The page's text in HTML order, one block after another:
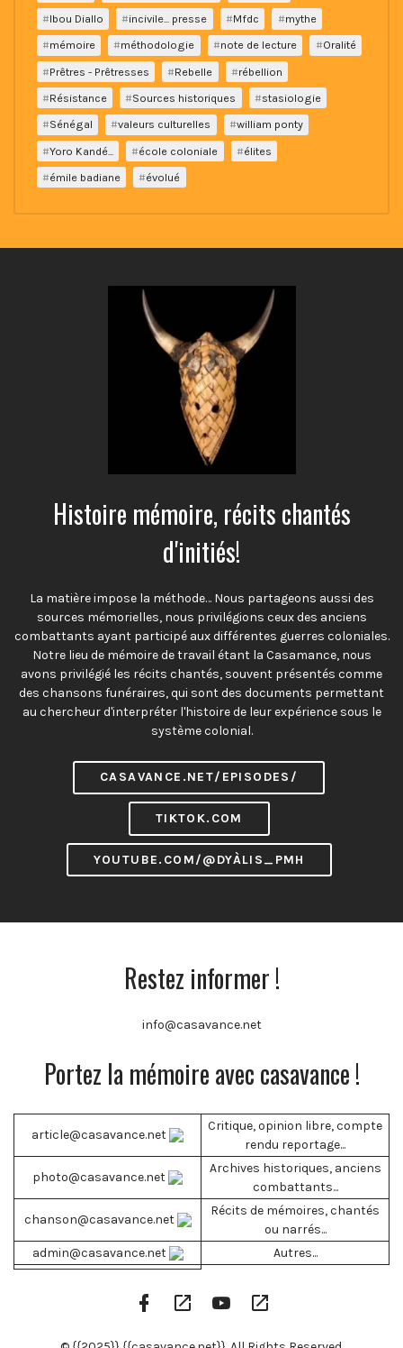
Ibou Diallo
incivile... presse Mfdc
mythe
mémoire
méthodologie note de lecture
Oralité
Prêtres - Prêtresses
Rebelle
rébellion
Résistance
Sources historiques
stasiologie
Sénégal
valeurs culturelles
william ponty
Yoro Kandé...
école coloniale
élites
émile badiane
évolué
Histoire mémoire, récits chantés
d'initiés!
La matière impose la méthode… Nous partageons aussi des
sources mémorielles, nous privilégions ceux des anciens
combattants ayant participé aux différentes guerres coloniales.
Notre lieu de mémoire de travail étant la Casamance, nous
avons privilégié les récits chantés, souvent présentés comme
des chansons funéraires, qui sont des documents permettant
au chercheur d'interpréter l'histoire de leur expérience sous le
système colonial.
CASAVANCE.NET/EPISODES/
TIKTOK.COM
YOUTUBE.COM/@DYÀLIS_PMH
Restez informer !
info@casavance.net
Portez la mémoire avec casavance !
article@casavance.net
Critique, opinion libre, compte
rendu reportage...
photo@casavance.net
Archives historiques, anciens
combattants...
chanson@casavance.net
Récits de mémoires, chantés
ou narrés...
admin@casavance.net
Autres...
Facebook
Profile
Google
Play
YouTube
Channel